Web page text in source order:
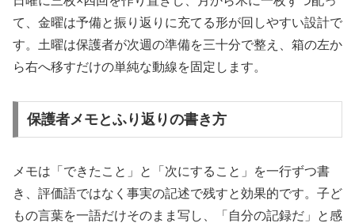
て、金曜は予備と振り返りに充てる形が回しやすい設計で
す。土曜は保護者が次週の準備を三十分で整え、箱の左か
ら右へ移すだけの単純な動線を固定します。
保護者メモとふり返りの書き方
メモは「できたこと」と「次にすること」を一行ずつ書
き、評価語ではなく事実の記述で残すと効果的です。子ど
もの言葉を一語だけそのまま写し、「自分の記録だ」と感